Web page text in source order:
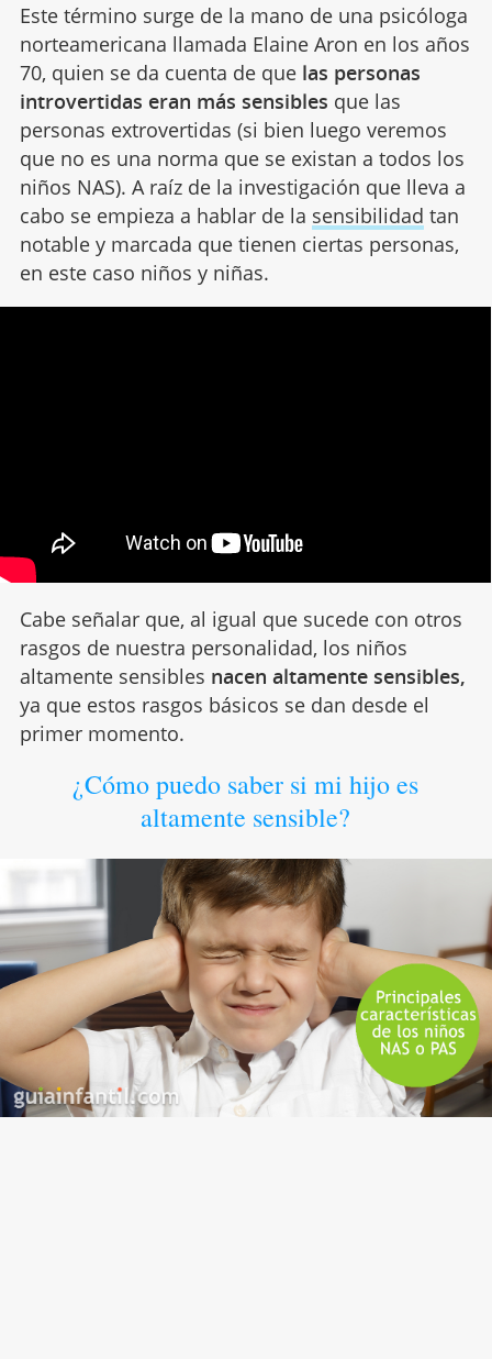
Este término surge de la mano de una psicóloga
norteamericana llamada Elaine Aron en los años
70, quien se da cuenta de quelas personas
introvertidas eran más sensibles que las
personas extrovertidas (si bien luego veremos
que no es una norma que se existan a todos los
niños NAS). A raíz de la investigación que lleva a
cabo se empieza a hablar de la sensibilidad tan
notable y marcada que tienen ciertas personas,
en este caso niños y niñas.
Cabe señalar que, al igual que sucede con otros
rasgos de nuestra personalidad, los niños
altamente sensibles nacen altamente sensibles,
ya que estos rasgos básicos se dan desde el
primer momento.
¿Cómo puedo saber si mi hijo es
altamente sensible?